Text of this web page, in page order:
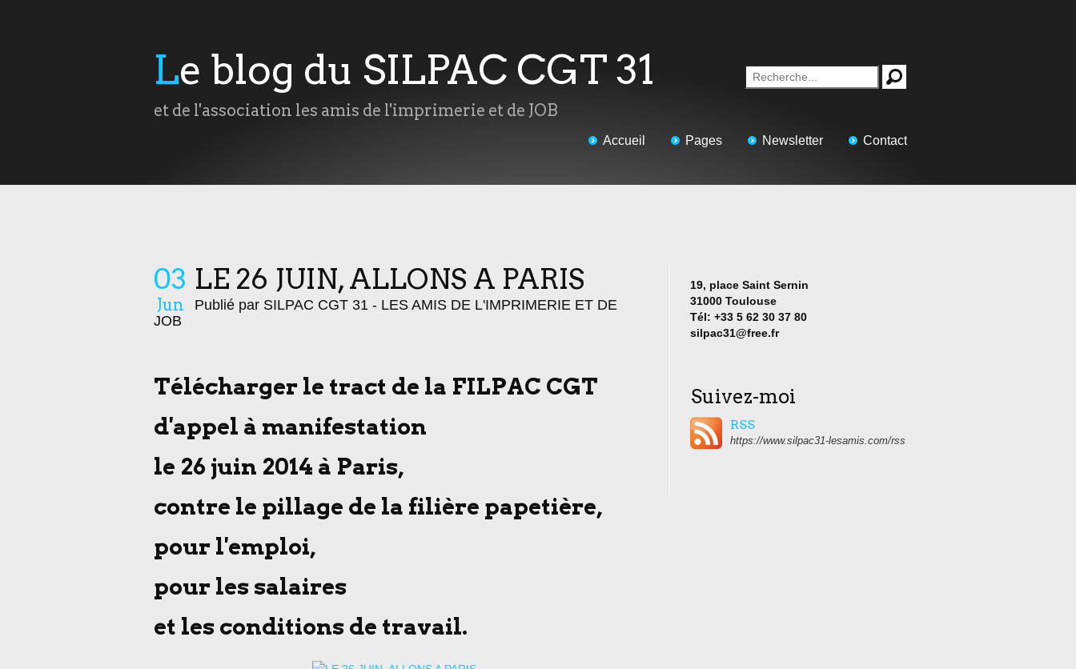
Le blog du SILPAC CGT 31
et de l'association les amis de l'imprimerie et de JOB
Accueil Pages Newsletter Contact
03
Jun
LE 26 JUIN, ALLONS A PARIS
Publié par SILPAC CGT 31 - LES AMIS DE L'IMPRIMERIE ET DE
JOB
Télécharger le tract de la FILPAC CGT
d'appel à manifestation
le 26 juin 2014 à Paris,
contre le pillage de la filière papetière,
pour l'emploi,
pour les salaires
et les conditions de travail.
19, place Saint Sernin
31000 Toulouse
Tél: +33 5 62 30 37 80
silpac31@free.fr
Suivez-moi
RSS
https://www.silpac31-lesamis.com/rss